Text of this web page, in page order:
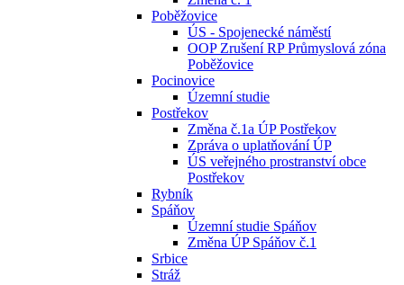
Poběžovice
ÚS - Spojenecké náměstí
OOP Zrušení RP Průmyslová zóna
Poběžovice
Pocinovice
Územní studie
Postřekov
Změna č.1a ÚP Postřekov
Zpráva o uplatňování ÚP
ÚS veřejného prostranství obce
Postřekov
Rybník
Spáňov
Územní studie Spáňov
Změna ÚP Spáňov č.1
Srbice
Stráž